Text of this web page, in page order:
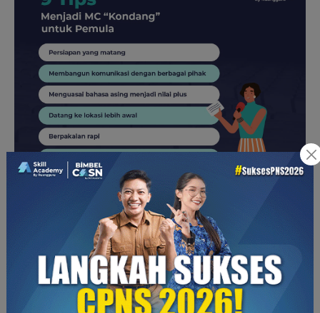
6. Kuasai punchlinelucu yang menghibur
Marshel Widianto, Sule, Andre Taulany, Abdel Achrian sukses
mondar-mandirjadi MC di berbagai acara karena jago